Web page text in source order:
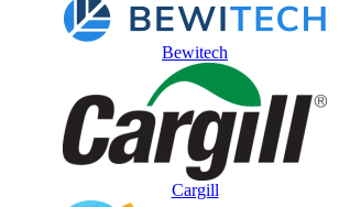
Bewitech
Cargill